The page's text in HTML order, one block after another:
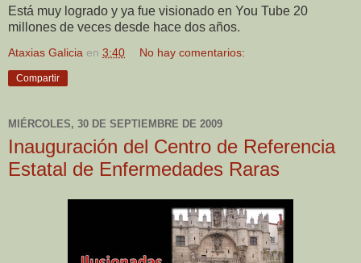
Está muy logrado y ya fue visionado en You Tube 20
millones de veces desde hace dos años.
Ataxias Galicia en 3:40 No hay comentarios:
Compartir
MIÉRCOLES, 30 DE SEPTIEMBRE DE 2009
Inauguración del Centro de Referencia
Estatal de Enfermedades Raras